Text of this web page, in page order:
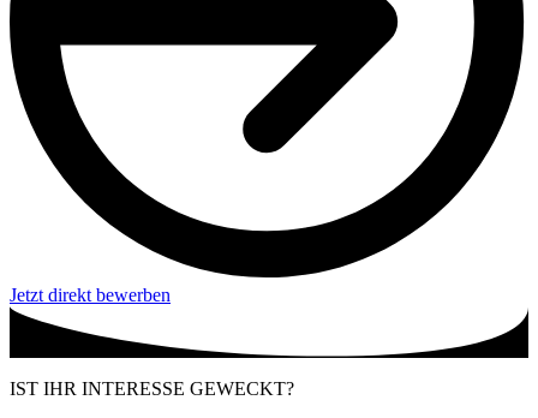
Jetzt direkt bewerben
IST IHR INTERESSE GEWECKT?